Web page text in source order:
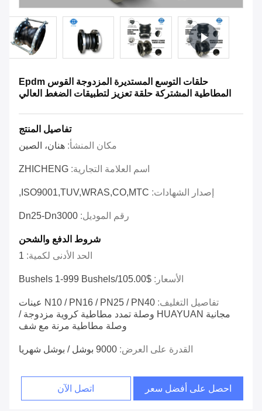
حلقات التوسع المستديرة المزدوجة القوس Epdm
المطاطية المشتركة حلقة تعزيز لتطبيقات الضغط العالي
تفاصيل المنتج
مكان المنشأ: هنان، الصين
اسم العلامة التجارية: ZHICHENG
إصدار الشهادات: ISO9001,TUV,WRAS,CO,MTC,
رقم الموديل: Dn25-Dn3000
شروط الدفع والشحن
الحد الأدنى لكمية: 1
الأسعار: $105.00/bushels 1-999 Bushels
تفاصيل التغليف:
N10 / PN16 / PN25 / PN40 عينات
مجانية HUAYUAN وصلة تمدد مطاطية كروية مزدوجة /
وصلة مطاطية مرنة مع شف
القدرة على العرض: 9000 بوشل / بوشل شهريا
احصل على أفضل سعر اتصل الآن